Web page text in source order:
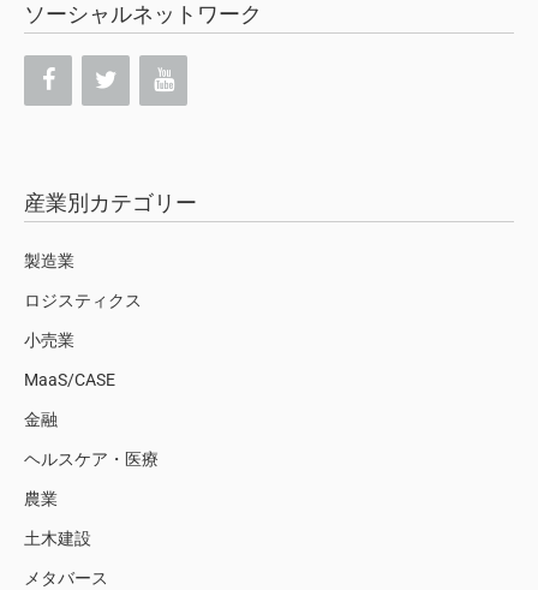
ソーシャルネットワーク
産業別カテゴリー
製造業
ロジスティクス
小売業
MaaS/CASE
金融
ヘルスケア・医療
農業
土木建設
メタバース